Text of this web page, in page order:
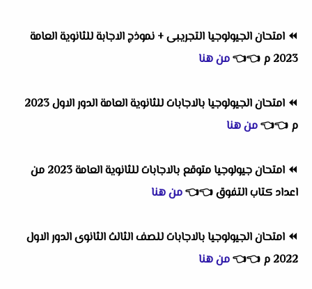
⏪ امتحان الجيولوجيا التجريبى + نموذج الاجابة للثانوية العامة
2023 م
👈
👈من هنا
⏪
امتحان الجيولوجيا بالاجابات للثانوية العامة الدور الاول 2023
م 👈
👈من هنا
⏪
امتحان جيولوجيا متوقع بالاجابات للثانوية العامة 2023 من
اعداد كتاب التفوق👈
👈من هنا
⏪ امتحان الجيولوجيا بالاجابات للصف الثالث الثانوى الدور الاول
2022 م
👈
👈من هنا